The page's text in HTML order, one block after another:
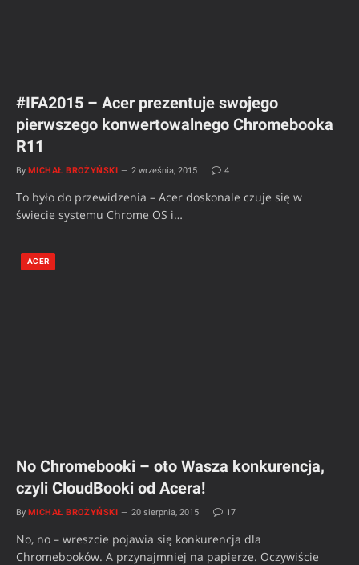
#IFA2015 – Acer prezentuje swojego
pierwszego konwertowalnego Chromebooka
R11
By MICHAŁ BROŻYŃSKI 2 września, 2015 4
To było do przewidzenia – Acer doskonale czuje się w
świecie systemu Chrome OS i…
ACER
No Chromebooki – oto Wasza konkurencja,
czyli CloudBooki od Acera!
By MICHAŁ BROŻYŃSKI 20 sierpnia, 2015 17
No, no – wreszcie pojawia się konkurencja dla
Chromebooków. A przynajmniej na papierze. Oczywiście